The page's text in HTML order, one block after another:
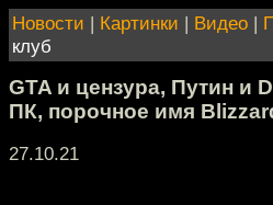
Новости | Картинки | Видео |
клуб
GTA и цензура, Путин и
ПК, порочное имя
27.10.21